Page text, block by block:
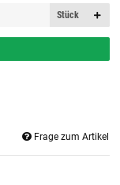
Stück
Frage zum Artikel